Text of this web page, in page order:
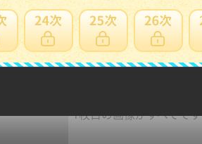
1枚目の画像がすべてで